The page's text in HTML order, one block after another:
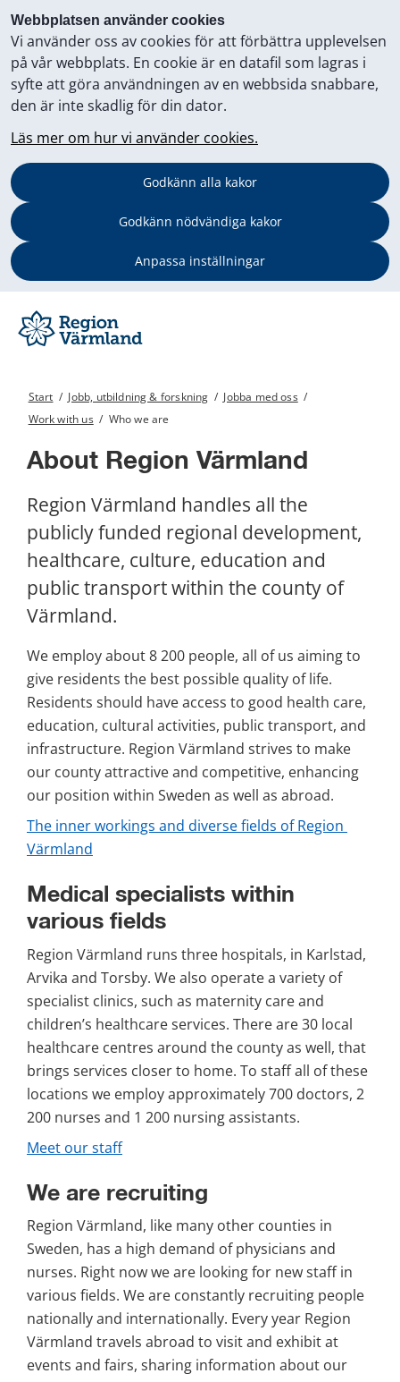
Webbplatsen använder cookies
Vi använder oss av cookies för att förbättra upplevelsen
på vår webbplats. En cookie är en datafil som lagras i
syfte att göra användningen av en webbsida snabbare,
den är inte skadlig för din dator.
Läs mer om hur vi använder cookies.
Godkänn alla kakor
Godkänn nödvändiga kakor
Anpassa inställningar
Start / Jobb, utbildning & forskning / Jobba med oss /
Work with us / Who we are
About Region Värmland
Region Värmland handles all the
publicly funded regional development,
healthcare, culture, education and
public transport within the county of
Värmland.
We employ about 8 200 people, all of us aiming to
give residents the best possible quality of life.
Residents should have access to good health care,
education, cultural activities, public transport, and
infrastructure. Region Värmland strives to make
our county attractive and competitive, enhancing
our position within Sweden as well as abroad.
The inner workings and diverse fields of Region
Värmland
Medical specialists within
various fields
Region Värmland runs three hospitals, in Karlstad,
Arvika and Torsby. We also operate a variety of
specialist clinics, such as maternity care and
children’s healthcare services. There are 30 local
healthcare centres around the county as well, that
brings services closer to home. To staff all of these
locations we employ approximately 700 doctors, 2
200 nurses and 1 200 nursing assistants.
Meet our staff
We are recruiting
Region Värmland, like many other counties in
Sweden, has a high demand of physicians and
nurses. Right now we are looking for new staff in
various fields. We are constantly recruiting people
nationally and internationally. Every year Region
Värmland travels abroad to visit and exhibit at
events and fairs, sharing information about our